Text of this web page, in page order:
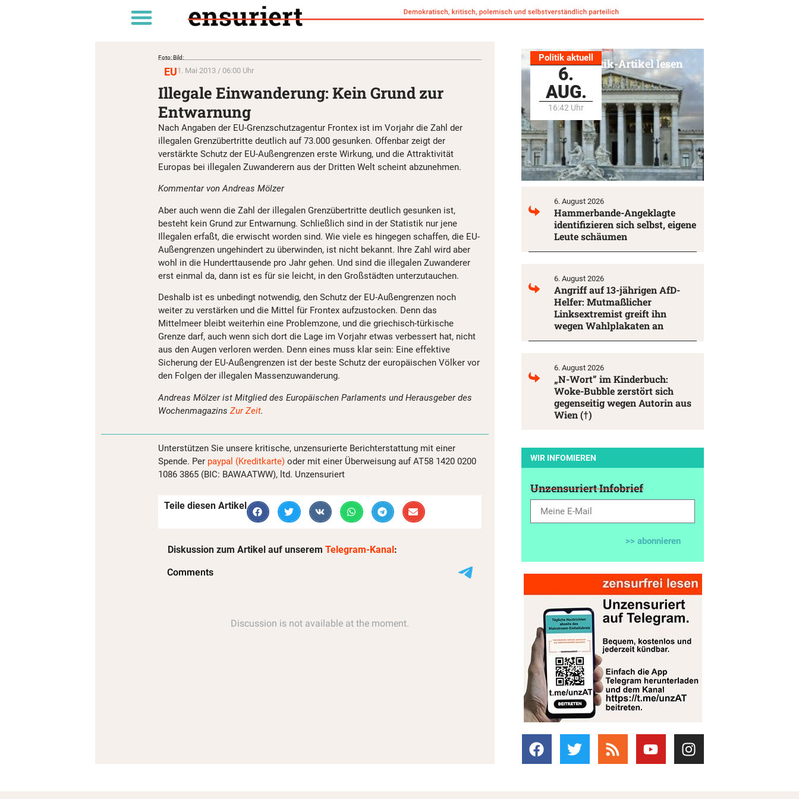
Foto: Bild:
EU1. Mai 2013 / 06:00 Uhr
Illegale Einwanderung: Kein Grund zur
Entwarnung
Nach Angaben der EU-Grenzschutzagentur Frontex ist im Vorjahr die Zahl der
illegalen Grenzübertritte deutlich auf 73.000 gesunken. Offenbar zeigt der
verstärkte Schutz der EU-Außengrenzen erste Wirkung, und die Attraktivität
Europas bei illegalen Zuwanderern aus der Dritten Welt scheint abzunehmen.
Kommentar von Andreas Mölzer
Aber auch wenn die Zahl der illegalen Grenzübertritte deutlich gesunken ist,
besteht kein Grund zur Entwarnung. Schließlich sind in der Statistik nur jene
Illegalen erfaßt, die erwischt worden sind. Wie viele es hingegen schaffen, die EU-
Außengrenzen ungehindert zu überwinden, ist nicht bekannt. Ihre Zahl wird aber
wohl in die Hunderttausende pro Jahr gehen. Und sind die illegalen Zuwanderer
erst einmal da, dann ist es für sie leicht, in den Großstädten unterzutauchen.
Deshalb ist es unbedingt notwendig, den Schutz der EU-Außengrenzen noch
weiter zu verstärken und die Mittel für Frontex aufzustocken. Denn das
Mittelmeer bleibt weiterhin eine Problemzone, und die griechisch-türkische
Grenze darf, auch wenn sich dort die Lage im Vorjahr etwas verbessert hat, nicht
aus den Augen verloren werden. Denn eines muss klar sein: Eine effektive
Sicherung der EU-Außengrenzen ist der beste Schutz der europäischen Völker vor
den Folgen der illegalen Massenzuwanderung.
Andreas Mölzer ist Mitglied des Europäischen Parlaments und Herausgeber des
Wochenmagazins Zur Zeit.
Unterstützen Sie unsere kritische, unzensurierte Berichterstattung mit einer
Spende. Per paypal (Kreditkarte) oder mit einer Überweisung auf AT58 1420 0200
1086 3865 (BIC: BAWAATWW), ltd. Unzensuriert
Teile diesen Artikel
Diskussion zum Artikel auf unserem Telegram-Kanal:
Politik aktuell
6.
AUG.
16:42 Uhr
Alle Politik-Artikel lesen
6. August 2026
Hammerbande-Angeklagte
identifizieren sich selbst, eigene
Leute schäumen
6. August 2026
Angriff auf 13-jährigen AfD-
Helfer: Mutmaßlicher
Linksextremist greift ihn
wegen Wahlplakaten an
6. August 2026
„N-Wort” im Kinderbuch:
Woke-Bubble zerstört sich
gegenseitig wegen Autorin aus
Wien (†)
WIR INFOMIEREN
Unzensuriert Infobrief
>> abonnieren